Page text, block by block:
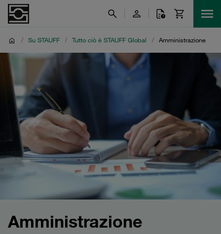
/ Su STAUFF / Tutto ciò è STAUFF Global / Amministrazione
Amministrazione